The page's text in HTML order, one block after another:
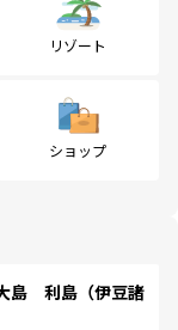
リゾート
ショップ
島 利島（伊豆諸